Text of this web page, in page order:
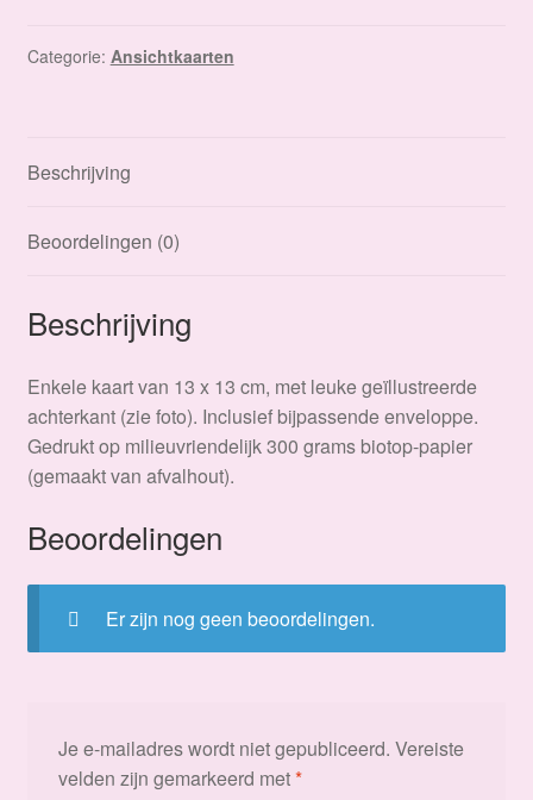
enveloppe)
Categorie: Ansichtkaarten
Beschrijving
Beoordelingen (0)
Beschrijving
Enkele kaart van 13 x 13 cm, met leuke geïllustreerde
achterkant (zie foto). Inclusief bijpassende enveloppe.
Gedrukt op milieuvriendelijk 300 grams biotop-papier
(gemaakt van afvalhout).
Beoordelingen
Er zijn nog geen beoordelingen.
Je e-mailadres wordt niet gepubliceerd. Vereiste
velden zijn gemarkeerd met*